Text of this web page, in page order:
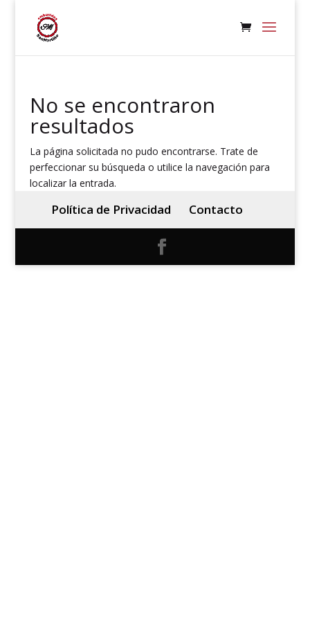
No se encontraron
resultados
La página solicitada no pudo encontrarse. Trate de
perfeccionar su búsqueda o utilice la navegación para
localizar la entrada.
Política de Privacidad Contacto